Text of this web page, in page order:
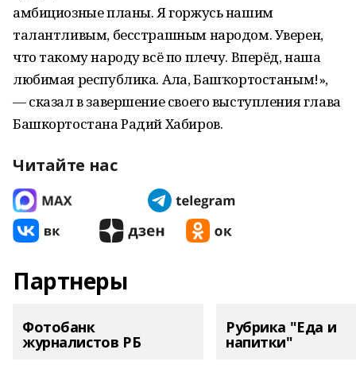
амбициозные планы. Я горжусь нашим
талантливым, бесстрашным народом. Уверен,
что такому народу всё по плечу. Вперёд, наша
любимая республика. Алға, Башҡортостаным!»,
— сказал в завершение своего выступления глава
Башкортостана Радий Хабиров.
Читайте нас
Партнеры
Фотобанк
журналистов РБ
Рубрика "Еда и
напитки"